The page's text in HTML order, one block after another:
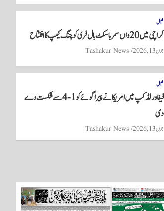
کھیل
کراچی میں 20واں سمر باسکٹ بال فری کوچنگ کیمپ کا افتتاح
جون 13, 2026 Tashakur News
کھیل
فیفا ورلڈکپ میں امریکا نے پیراگوئے کو 1-4 سے شکست دے
دی
جون 13, 2026 Tashakur News